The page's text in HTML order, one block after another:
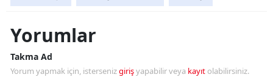
Yorumlar
Takma Ad
Yorum yapmak için, istersenizgirişyapabilir veya kayıt olabilirsiniz.